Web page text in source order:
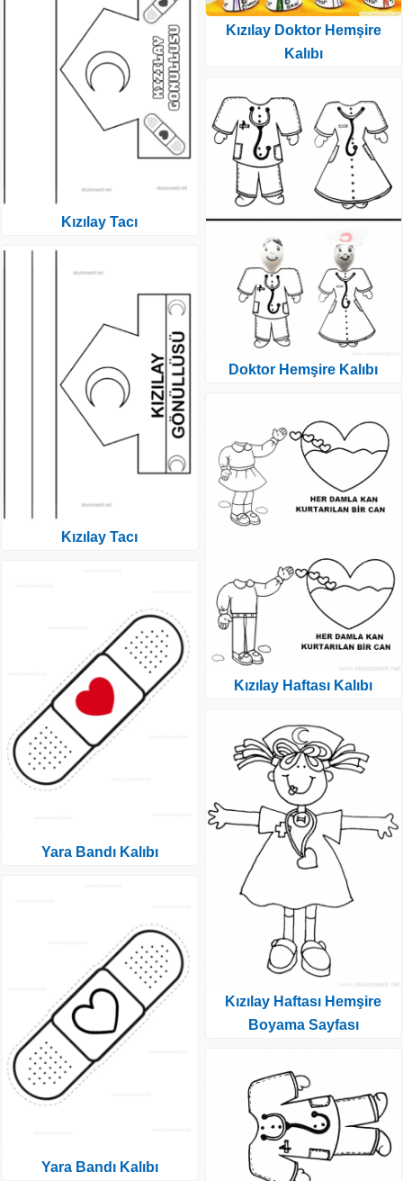
Kızılay Tacı
Kızılay Tacı
Yara Bandı Kalıbı
Yara Bandı Kalıbı
Kızılay Doktor Hemşire
Kalıbı
Doktor Hemşire Kalıbı
Kızılay Haftası Kalıbı
Kızılay Haftası Hemşire
Boyama Sayfası